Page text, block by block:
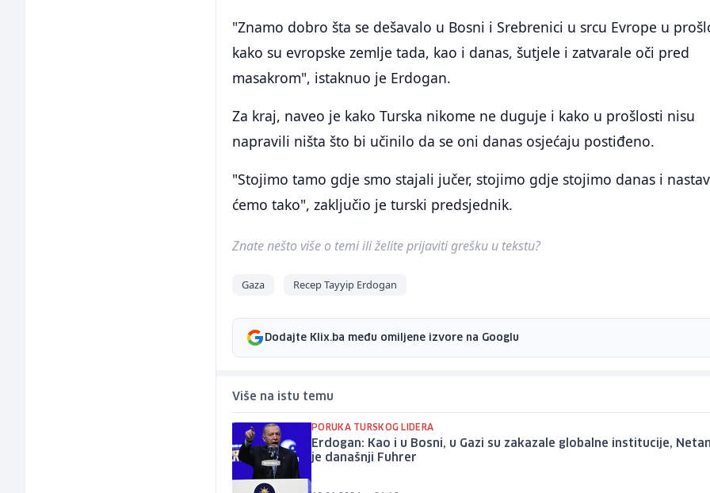
"Znamo dobro šta se dešavalo u Bosni i Srebrenici u srcu Evrope u
kako su evropske zemlje tada, kao i danas, šutjele i zatvarale oči pred
masakrom", istaknuo je Erdogan.
Za kraj, naveo je kako Turska nikome ne duguje i kako u prošlosti nisu
napravili ništa što bi učinilo da se oni danas osjećaju postiđeno.
"Stojimo tamo gdje smo stajali jučer, stojimo gdje stojimo danas i
ćemo tako", zaključio je turski predsjednik.
Znate nešto više o temi ili želite prijaviti grešku u tekstu?
Gaza Recep Tayyip Erdogan
Dodajte Klix.ba među omiljene izvore na Googlu
Više na istu temu
PORUKA TURSKOG LIDERA
Erdogan: Kao i u Bosni, u Gazi su zakazale globalne institucije,
je današnji Fuhrer